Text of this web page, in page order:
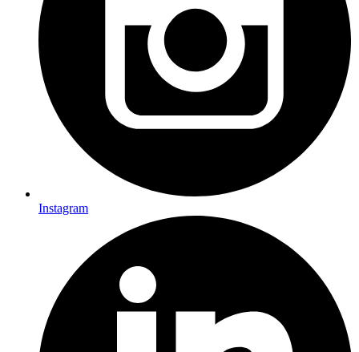
Instagram